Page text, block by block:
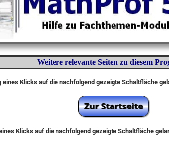
Weitere relevante Seiten zu diesem
eines Klicks auf die nachfolgend gezeigte Schaltfläche
Klicks auf die nachfolgend gezeigte Schaltfläche